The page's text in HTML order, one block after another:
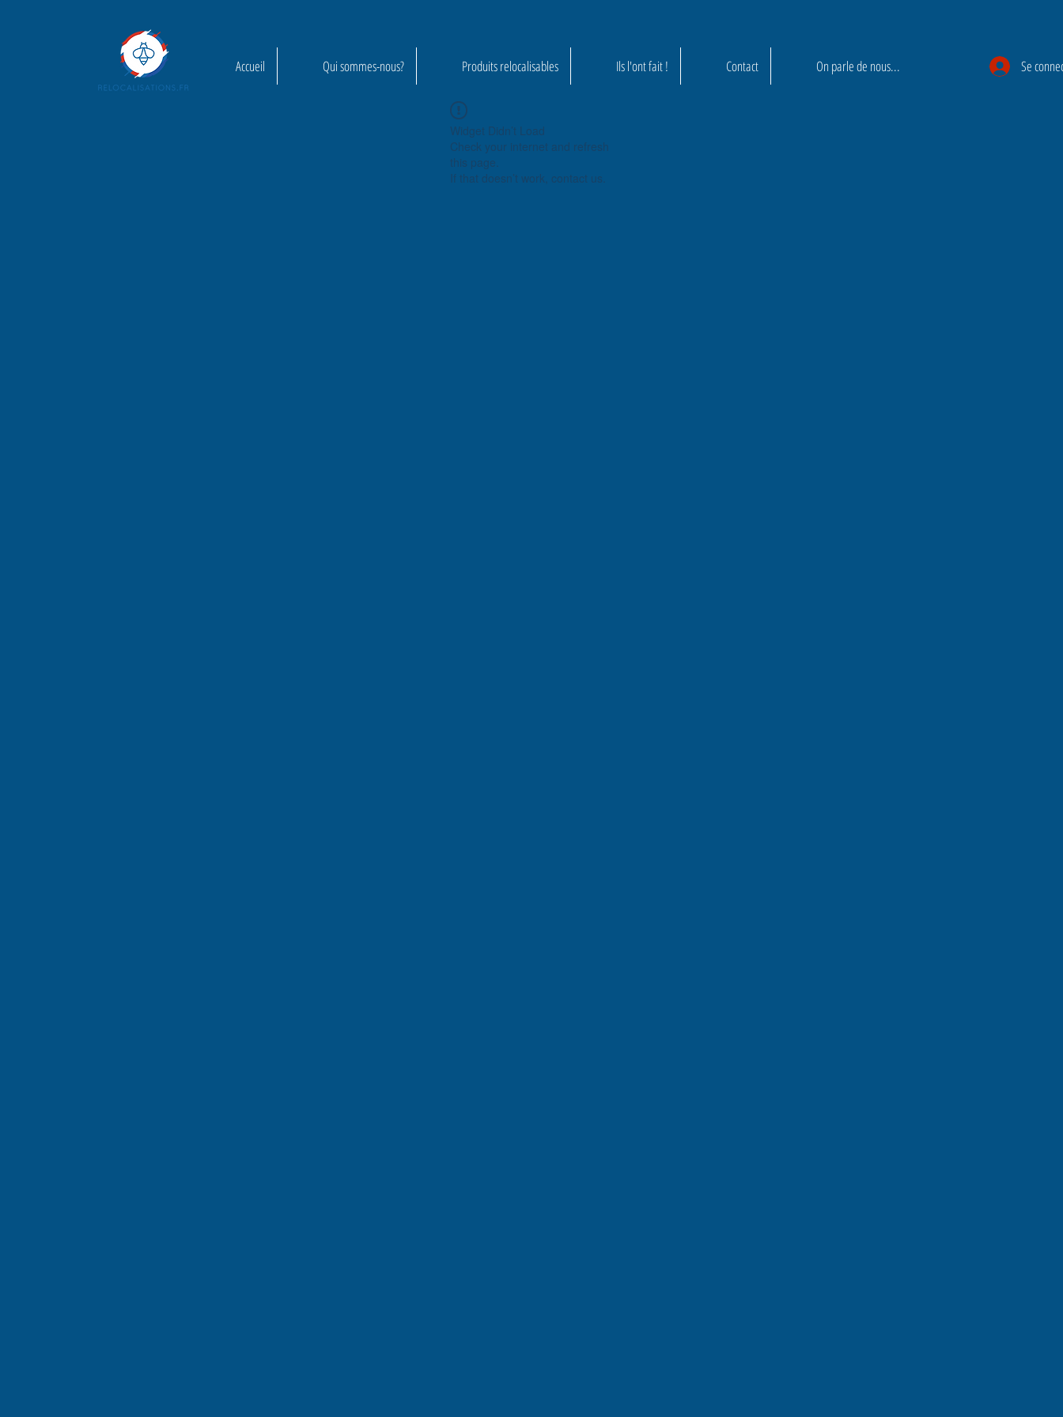
Accueil Qui sommes-nous? Produits relocalisables Ils l'ont fait ! Contact On parle de nous... Se
Widget Didn’t Load
Check your internet and refresh
this page.
If that doesn’t work, contact us.